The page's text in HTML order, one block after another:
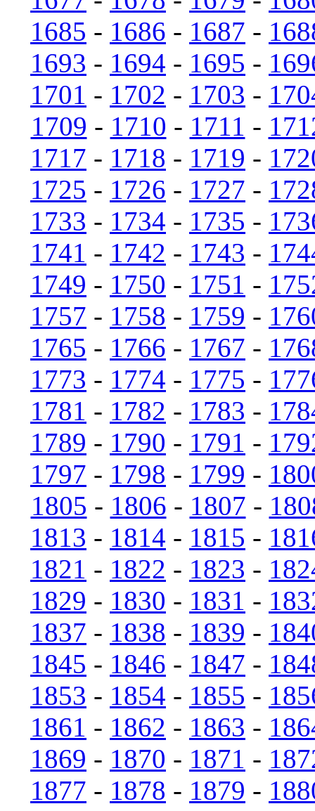
1685 - 1686 - 1687 -
1693 - 1694 - 1695 -
1701 - 1702 - 1703 -
1709 - 1710 - 1711 -
1717 - 1718 - 1719 -
1725 - 1726 - 1727 -
1733 - 1734 - 1735 -
1741 - 1742 - 1743 -
1749 - 1750 - 1751 -
1757 - 1758 - 1759 -
1765 - 1766 - 1767 -
1773 - 1774 - 1775 -
1781 - 1782 - 1783 -
1789 - 1790 - 1791 -
1797 - 1798 - 1799 -
1805 - 1806 - 1807 -
1813 - 1814 - 1815 -
1821 - 1822 - 1823 -
1829 - 1830 - 1831 -
1837 - 1838 - 1839 -
1845 - 1846 - 1847 -
1853 - 1854 - 1855 -
1861 - 1862 - 1863 -
1869 - 1870 - 1871 -
1877 - 1878 - 1879 -